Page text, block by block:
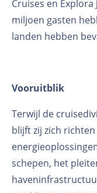
Cruises en Explora
miljoen gasten
landen hebben
Vooruitblik
Terwijl de
blijft zij zich
schepen, het